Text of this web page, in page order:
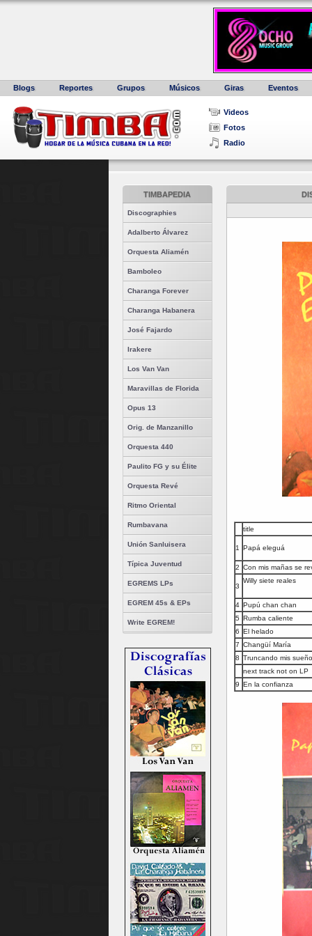
Blogs Reportes Grupos Músicos Giras Eventos
Videos
Fotos
Radio
TIMBAPEDIA
Discographies
Adalberto Álvarez
Orquesta Aliamén
Bamboleo
Charanga Forever
Charanga Habanera
José Fajardo
Irakere
Los Van Van
Maravillas de Florida
Opus 13
Orig. de Manzanillo
Orquesta 440
Paulito FG y su Élite
Orquesta Revé
Ritmo Oriental
Rumbavana
Unión Sanluisera
Típica Juventud
EGREMS LPs
EGREM 45s & EPs
Write EGREM!
title
1 Papá eleguá
2 Con mis mañas se
3
Willy siete reales
4 Pupú chan chan
5 Rumba caliente
6 El helado
7 Changüí María
8 Truncando mis
next track not on LP
9 En la confianza